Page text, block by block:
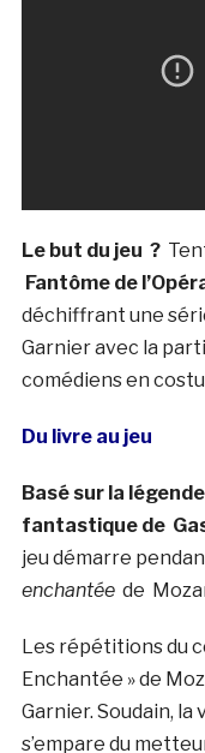
Le but du jeu ?
Fantôme de
déchiffrant une
Garnier avec la
comédiens en
Du livre au jeu
Basé sur la
fantastique de
jeu démarre
enchantéede
Les répétitions du
Enchantée » de
Garnier. Soudain, la
s’empare du